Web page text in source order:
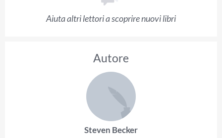
Aiuta altri lettori a scoprire nuovi libri
Autore
Steven Becker